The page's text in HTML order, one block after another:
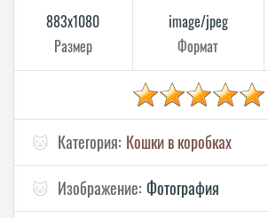
883x1080
Размер
image/jpeg
Формат
🐱 Категория: Кошки в коробках
🐱 Изображение: Фотография